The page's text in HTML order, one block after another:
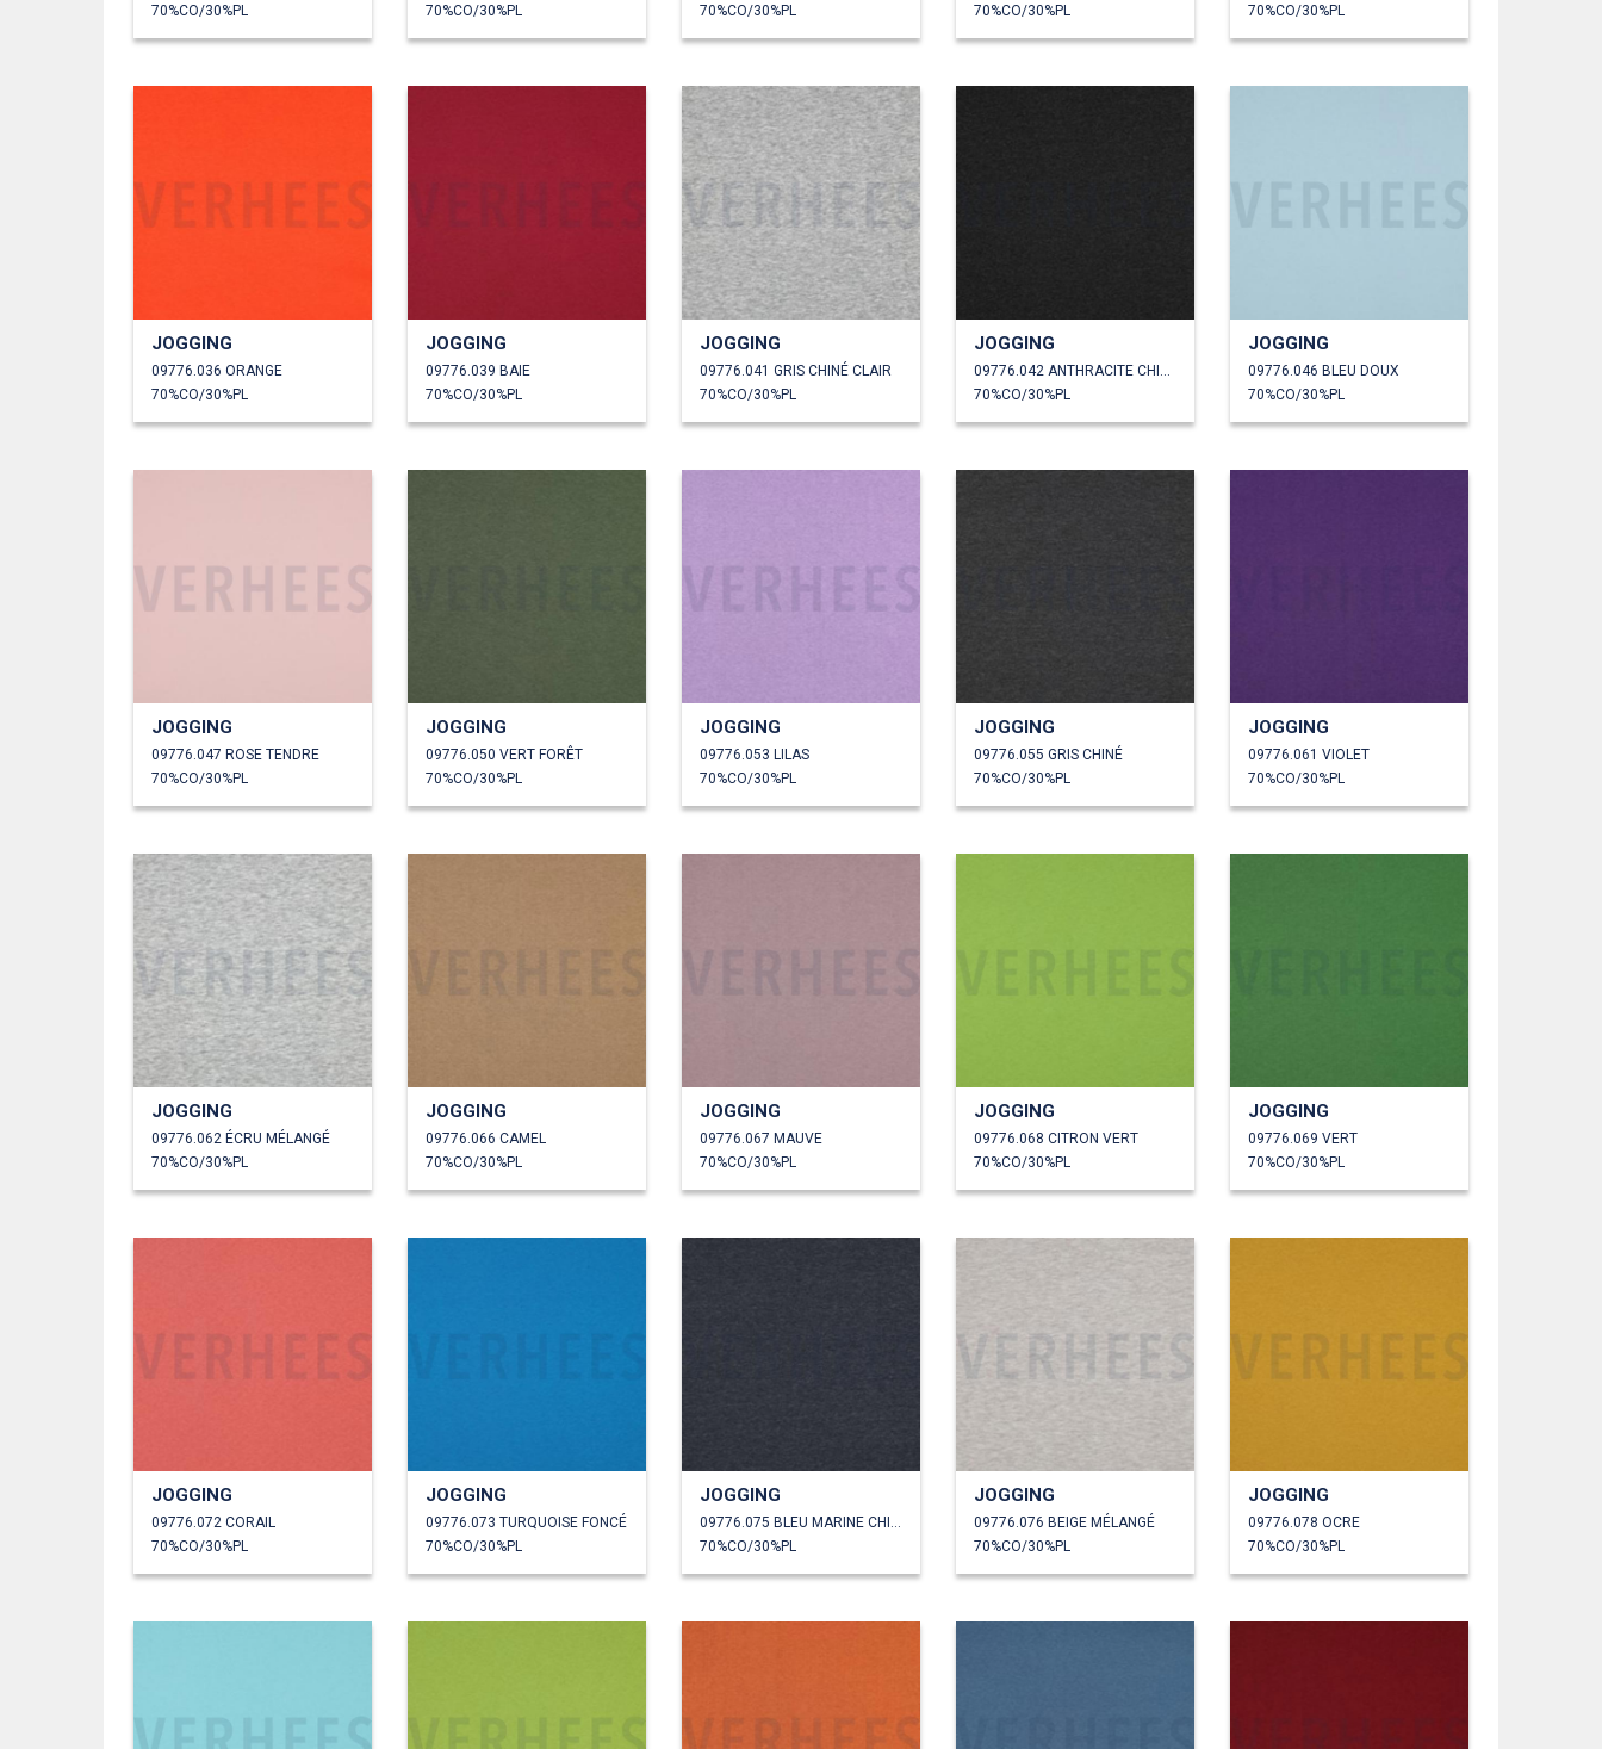
70%CO/30%PL
70%CO/30%PL
70%CO/30%PL
70%CO/30%PL
70%CO/30%PL
JOGGING
09776.036 ORANGE
70%CO/30%PL
JOGGING
09776.039 BAIE
70%CO/30%PL
JOGGING
09776.041 GRIS CHINÉ CLAIR
70%CO/30%PL
JOGGING
70%CO/30%PL
JOGGING
09776.046 BLEU DOUX
70%CO/30%PL
JOGGING
09776.047 ROSE TENDRE
70%CO/30%PL
JOGGING
09776.050 VERT FORÊT
70%CO/30%PL
JOGGING
09776.053 LILAS
70%CO/30%PL
JOGGING
09776.055 GRIS CHINÉ
70%CO/30%PL
JOGGING
09776.061 VIOLET
70%CO/30%PL
JOGGING
09776.062 ÉCRU MÉLANGÉ
70%CO/30%PL
JOGGING
09776.066 CAMEL
70%CO/30%PL
JOGGING
09776.067 MAUVE
70%CO/30%PL
JOGGING
09776.068 CITRON VERT
70%CO/30%PL
JOGGING
09776.069 VERT
70%CO/30%PL
JOGGING
09776.072 CORAIL
70%CO/30%PL
JOGGING
09776.073 TURQUOISE FONCÉ
70%CO/30%PL
JOGGING
70%CO/30%PL
JOGGING
09776.076 BEIGE MÉLANGÉ
70%CO/30%PL
JOGGING
09776.078 OCRE
70%CO/30%PL